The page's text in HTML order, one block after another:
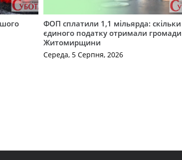
ФОП сплатили 1,1 мільярда: скільки
єдиного податку отримали громади
Житомирщини
Середа, 5 Серпня, 2026